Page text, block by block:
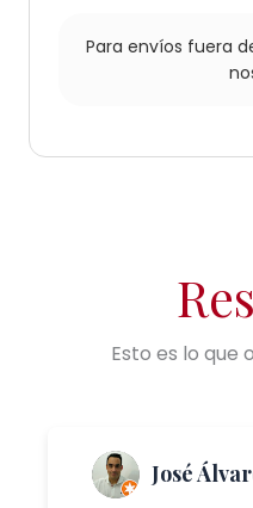
Para envíos fuera
Esto es lo que
José